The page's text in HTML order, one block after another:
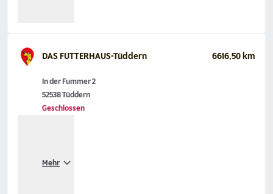
DAS FUTTERHAUS-Tüddern 6616,50 km
In der Fummer 2
52538 Tüddern
Geschlossen
Mehr